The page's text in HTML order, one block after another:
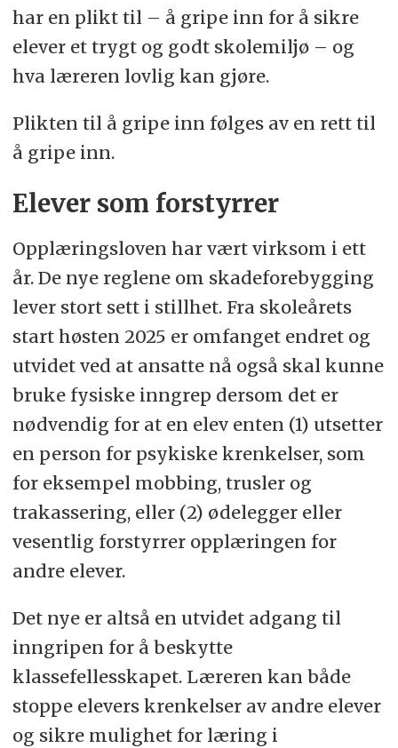
har en plikt til – å gripe inn for å sikre
elever et trygt og godt skolemiljø – og
hva læreren lovlig kan gjøre.
Plikten til å gripe inn følges av en rett til
å gripe inn.
Elever som forstyrrer
Opplæringsloven har vært virksom i ett
år. De nye reglene om skadeforebygging
lever stort sett i stillhet. Fra skoleårets
start høsten 2025 er omfanget endret og
utvidet ved at ansatte nå også skal kunne
bruke fysiske inngrep dersom det er
nødvendig for at en elev enten (1) utsetter
en person for psykiske krenkelser, som
for eksempel mobbing, trusler og
trakassering, eller (2) ødelegger eller
vesentlig forstyrrer opplæringen for
andre elever.
Det nye er altså en utvidet adgang til
inngripen for å beskytte
klassefellesskapet. Læreren kan både
stoppe elevers krenkelser av andre elever
og sikre mulighet for læring i